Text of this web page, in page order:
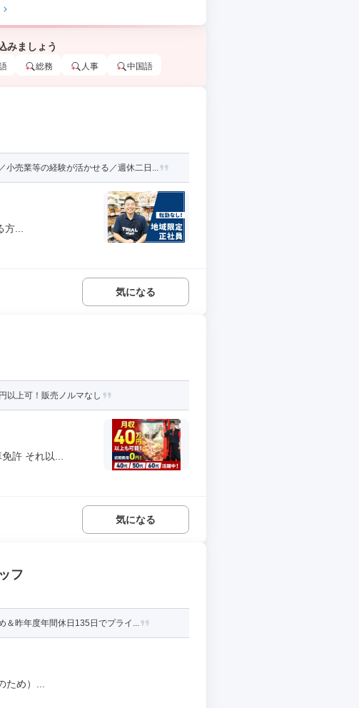
みましょう
総務 人事 中国語
小売業等の経験が活かせる／週休二日...
...
気になる
以上可！販売ノルマなし
許 それ以...
気になる
フ
＆昨年度年間休日135日でプライ...
め）...